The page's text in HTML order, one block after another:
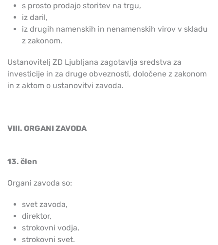
s prosto prodajo storitev na trgu,
iz daril,
iz drugih namenskih in nenamenskih virov v skladu
z zakonom.
Ustanovitelj ZD Ljubljana zagotavlja sredstva za
investicije in za druge obveznosti, določene z zakonom
in z aktom o ustanovitvi zavoda.
VIII. ORGANI ZAVODA
13. člen
Organi zavoda so:
svet zavoda,
direktor,
strokovni vodja,
strokovni svet.